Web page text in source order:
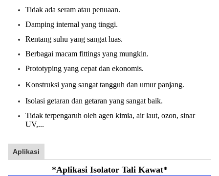
Tidak ada seram atau penuaan.
Damping internal yang tinggi.
Rentang suhu yang sangat luas.
Berbagai macam fittings yang mungkin.
Prototyping yang cepat dan ekonomis.
Konstruksi yang sangat tangguh dan umur panjang.
Isolasi getaran dan getaran yang sangat baik.
Tidak terpengaruh oleh agen kimia, air laut, ozon, sinar
UV,...
Aplikasi
*Aplikasi Isolator Tali Kawat*